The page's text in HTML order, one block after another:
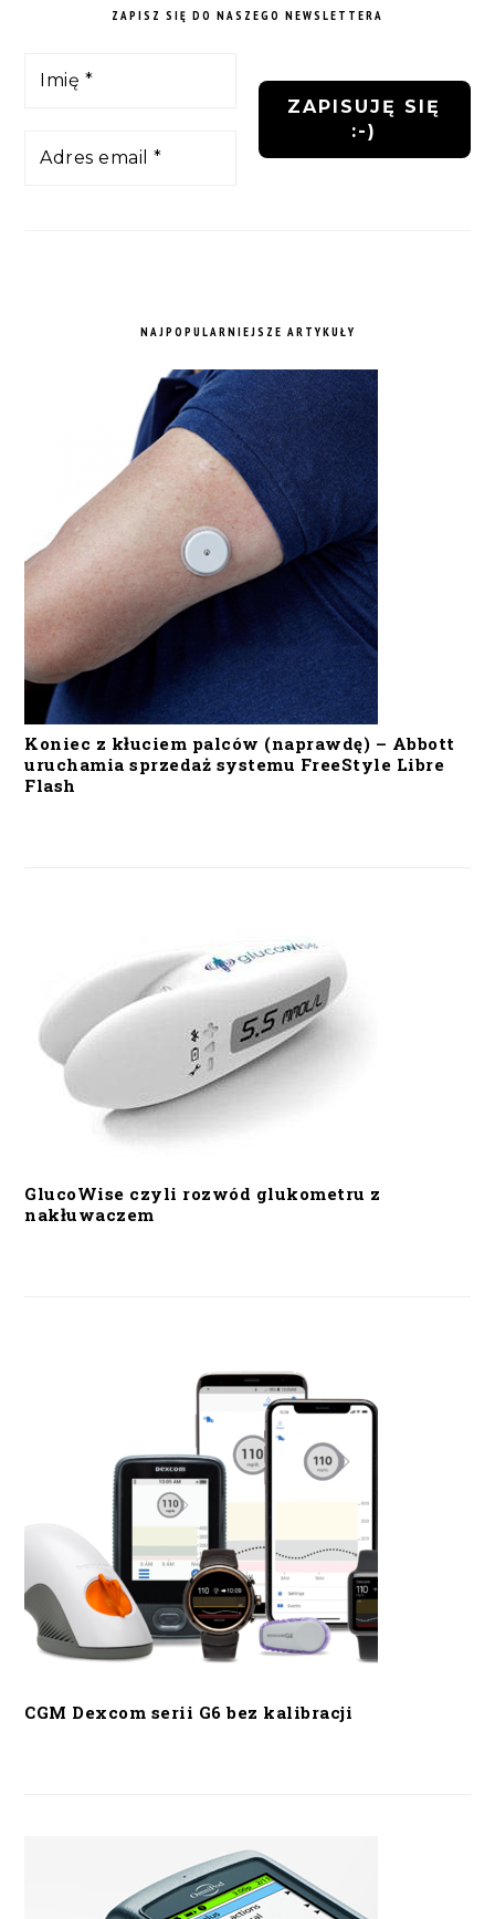
ZAPISZ SIĘ DO NASZEGO NEWSLETTERA
NAJPOPULARNIEJSZE ARTYKUŁY
Koniec z kłuciem palców (naprawdę) – Abbott
uruchamia sprzedaż systemu FreeStyle Libre
Flash
GlucoWise czyli rozwód glukometru z
nakłuwaczem
CGM Dexcom serii G6 bez kalibracji